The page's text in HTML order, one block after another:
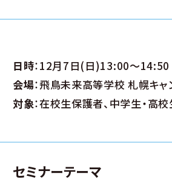
日時：12月7日(日)13:00～14:50
会場：飛鳥未来高等学校 札幌キャ
対象：在校生保護者、中学生・高
セミナーテーマ